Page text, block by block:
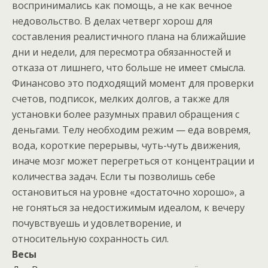
воспринимались как помощь, а не как вечное
недовольство. В делах четверг хорош для
составления реалистичного плана на ближайшие
дни и недели, для пересмотра обязанностей и
отказа от лишнего, что больше не имеет смысла.
Финансово это подходящий момент для проверки
счетов, подписок, мелких долгов, а также для
установки более разумных правил обращения с
деньгами. Телу необходим режим — еда вовремя,
вода, короткие перерывы, чуть-чуть движения,
иначе мозг может перегреться от концентрации и
количества задач. Если ты позволишь себе
остановиться на уровне «достаточно хорошо», а
не гоняться за недостижимым идеалом, к вечеру
почувствуешь и удовлетворение, и
относительную сохранность сил.
Весы